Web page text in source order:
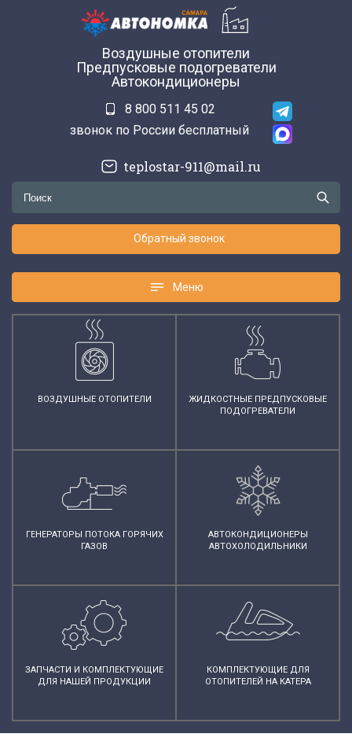
Воздушные отопители
Предпусковые подогреватели
Автокондиционеры
8 800 511 45 02
звонок по России бесплатный
Обратный звонок
teplostar-911@mail.ru
Меню
Меню
ВОЗДУШНЫЕ ОТОПИТЕЛИ
ЖИДКОСТНЫЕ ПРЕДПУСКОВЫЕ
ПОДОГРЕВАТЕЛИ
ГЕНЕРАТОРЫ ПОТОКА ГОРЯЧИХ
ГАЗОВ
АВТОКОНДИЦИОНЕРЫ
АВТОХОЛОДИЛЬНИКИ
ЗАПЧАСТИ И КОМПЛЕКТУЮЩИЕ
ДЛЯ НАШЕЙ ПРОДУКЦИИ
КОМПЛЕКТУЮЩИЕ ДЛЯ
ОТОПИТЕЛЕЙ НА КАТЕРА